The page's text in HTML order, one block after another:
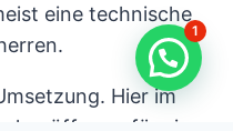
eine technische
Hier im
1